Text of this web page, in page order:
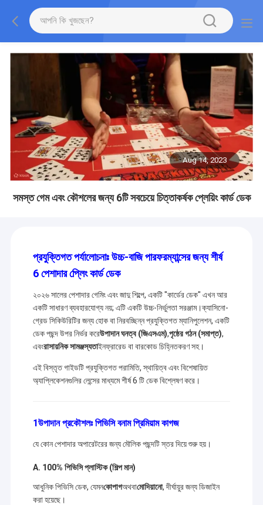
Aug 14, 2023
সমস্ত গেম এবং কৌশলের জন্য 6টি সবচেয়ে চিত্তাকর্ষক প্লেয়িং কার্ড ডেক
প্রযুক্তিগত পর্যালোচনাঃ উচ্চ-বাজি পারফরম্যান্সের জন্য শীর্ষ
6 পেশাদার প্লেিং কার্ড ডেক
২০২৬ সালের পেশাদার গেমিং এবং জাদু শিল্পে, একটি "কার্ডের ডেক" এখন আর
একটি সাধারণ ব্যবহারযোগ্য নয়; এটি একটি উচ্চ-নির্ভুলতা সরঞ্জাম।ক্যাসিনো-
গ্রেড সিকিউরিটির জন্য হোক বা নিরবচ্ছিন্ন প্রযুক্তিগত ম্যানিপুলেশন, একটি
ডেক পছন্দ উপর নির্ভর করেউপাদান ঘনত্ব (জিএসএম),পৃষ্ঠের গঠন (সমাপ্ত),
এবংরাসায়নিক সামঞ্জস্যতাইনফ্রারেড বা বারকোড চিহ্নিতকরণ সহ।
এই বিস্তৃত গাইডটি প্রযুক্তিগত পরামিতি, স্থায়িত্ব এবং বিশেষায়িত
অ্যাপ্লিকেশনগুলির লেন্সের মাধ্যমে শীর্ষ 6 টি ডেক বিশ্লেষণ করে।
1উপাদান প্রকৌশলঃ পিভিসি বনাম প্রিমিয়াম কাগজ
যে কোন পেশাদার অপারেটরের জন্য মৌলিক পছন্দটি স্তর দিয়ে শুরু হয়।
A. 100% পিভিসি প্লাস্টিক (শিল্প মান)
আধুনিক পিভিসি ডেক, যেমনকোপাগঅথবামোদিয়ানো, দীর্ঘায়ুর জন্য ডিজাইন
করা হয়েছে।